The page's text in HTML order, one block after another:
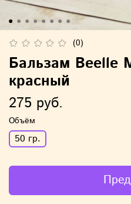
(0)
Бальзам Beelle
красный
275 руб.
Объём
50 гр.